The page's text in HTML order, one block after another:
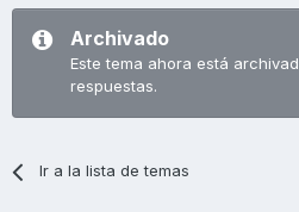
Archivado
Este tema ahora está
respuestas.
Ir a la lista de temas